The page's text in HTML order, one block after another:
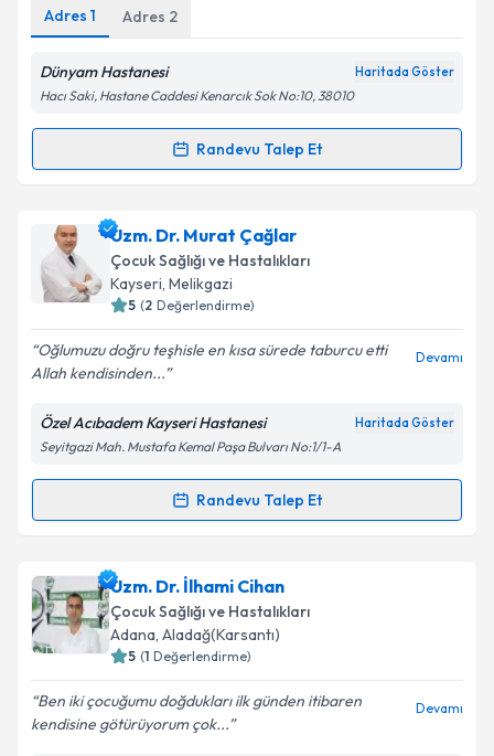
Takvim Talebini Gönder
Adres 1 Adres 2
Dünyam Hastanesi Haritada Göster
Hacı Saki, Hastane Caddesi Kenarcık Sok No:10, 38010
Randevu Talep Et
Randevu Takvimi Talebi
Uzm. Dr. Sezin Aslaniçin randevu takvimi talebi
oluşturun. Size bu uzmandan randevu almanız için bir
takvim hazırlandığında e-posta ile bilgilendireceğiz.
Kişisel verilerimin işlenmesine ilişkin
Aydınlatma
Metni'ni okudum ve kişisel verilerimin belirtilen
kapsamda işlenmesini kabul ediyorum.
Uzm. Dr. Murat Çağlar
Çocuk Sağlığı ve Hastalıkları
Kayseri, Melikgazi
5 (2 Değerlendirme)
Oğlumuzu doğru teşhisle en kısa sürede taburcu etti
Allah kendisinden...
Devamı
Özel Acıbadem Kayseri Hastanesi Haritada Göster
Seyitgazi Mah. Mustafa Kemal Paşa Bulvarı No:1/1-A
Randevu Talep Et
Randevu Takvimi Talebi
Uzm. Dr. Murat Çağlariçin randevu takvimi talebi
oluşturun. Size bu uzmandan randevu almanız için bir
takvim hazırlandığında e-posta ile bilgilendireceğiz.
Uzm. Dr. İlhami Cihan
Çocuk Sağlığı ve Hastalıkları
Adana, Aladağ(Karsantı)
5 (1 Değerlendirme)
Ben iki çocuğumu doğdukları ilk günden itibaren
kendisine götürüyorum çok...
Devamı